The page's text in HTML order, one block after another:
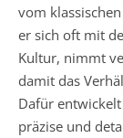
vom
er sich oft mit
Kultur, nimmt
damit das
Dafür
präzise und